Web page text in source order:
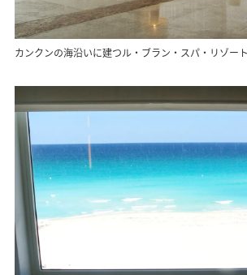
カンクンの海沿いに建つル・ブラン・スパ・リゾー